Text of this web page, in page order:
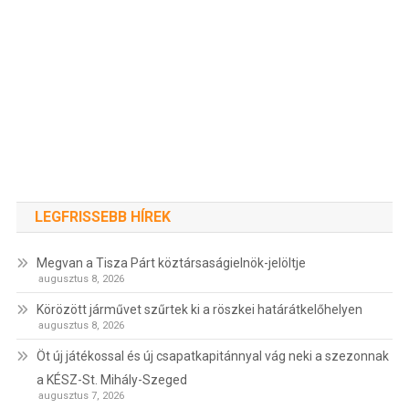
LEGFRISSEBB HÍREK
Megvan a Tisza Párt köztársaságielnök-jelöltje
augusztus 8, 2026
Körözött járművet szűrtek ki a röszkei határátkelőhelyen
augusztus 8, 2026
Öt új játékossal és új csapatkapitánnyal vág neki a szezonnak
a KÉSZ-St. Mihály-Szeged
augusztus 7, 2026